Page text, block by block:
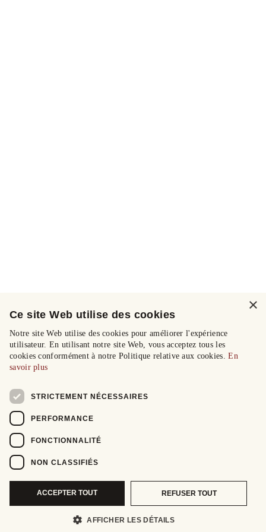
×
Ce site Web utilise des cookies
Notre site Web utilise des cookies pour améliorer l'expérience
utilisateur. En utilisant notre site Web, vous acceptez tous les
cookies conformément à notre Politique relative aux cookies.En
savoir plus
STRICTEMENT NÉCESSAIRES
PERFORMANCE
FONCTIONNALITÉ
NON CLASSIFIÉS
ACCEPTER TOUT REFUSER TOUT
AFFICHER LES DÉTAILS